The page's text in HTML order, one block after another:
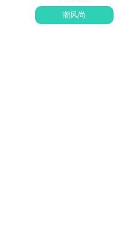
潮风尚